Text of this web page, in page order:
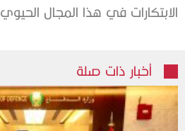
الابتكارات في هذا المجال الحيوي.
أخبار ذات صلة